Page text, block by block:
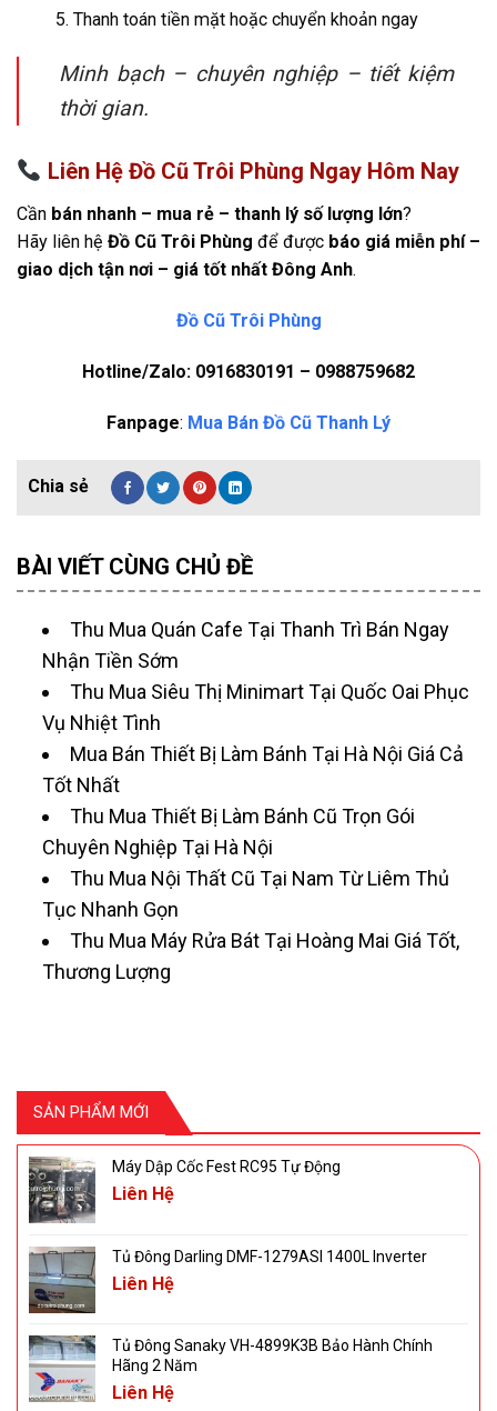
SẢN PHẨM MỚI
Máy Dập Cốc Fest RC95 Tự Động
Liên Hệ
Tủ Đông Darling DMF-1279ASI 1400L Inverter
Liên Hệ
Tủ Đông Sanaky VH-4899K3B Bảo Hành Chính
Hãng 2 Năm
Liên Hệ
Thanh toán tiền mặt hoặc chuyển khoản ngay
Minh bạch – chuyên nghiệp – tiết kiệm
thời gian.
Liên Hệ Đồ Cũ Trôi Phùng Ngay Hôm Nay
Cần bán nhanh – mua rẻ – thanh lý số lượng lớn?
Hãy liên hệ Đồ Cũ Trôi Phùng để được báo giá miễn phí –
giao dịch tận nơi – giá tốt nhất Đông Anh.
Đồ Cũ Trôi Phùng
Hotline/Zalo: 0916830191 – 0988759682
Fanpage: Mua Bán Đồ Cũ Thanh Lý
BÀI VIẾT CÙNG CHỦ ĐỀ
Thu Mua Quán Cafe Tại Thanh Trì Bán Ngay
Nhận Tiền Sớm
Thu Mua Siêu Thị Minimart Tại Quốc Oai Phục
Vụ Nhiệt Tình
Mua Bán Thiết Bị Làm Bánh Tại Hà Nội Giá Cả
Tốt Nhất
Thu Mua Thiết Bị Làm Bánh Cũ Trọn Gói
Chuyên Nghiệp Tại Hà Nội
Thu Mua Nội Thất Cũ Tại Nam Từ Liêm Thủ
Tục Nhanh Gọn
Thu Mua Máy Rửa Bát Tại Hoàng Mai Giá Tốt,
Thương Lượng